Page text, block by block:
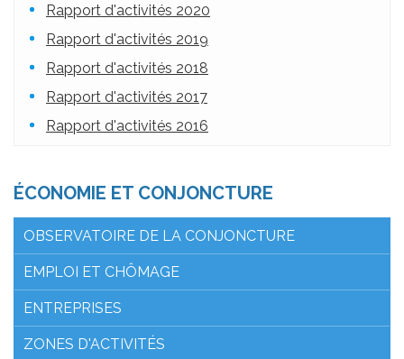
Rapport d'activités 2020
Rapport d'activités 2019
Rapport d'activités 2018
Rapport d'activités 2017
Rapport d'activités 2016
ÉCONOMIE ET CONJONCTURE
OBSERVATOIRE DE LA CONJONCTURE
EMPLOI ET CHÔMAGE
ENTREPRISES
ZONES D'ACTIVITÉS